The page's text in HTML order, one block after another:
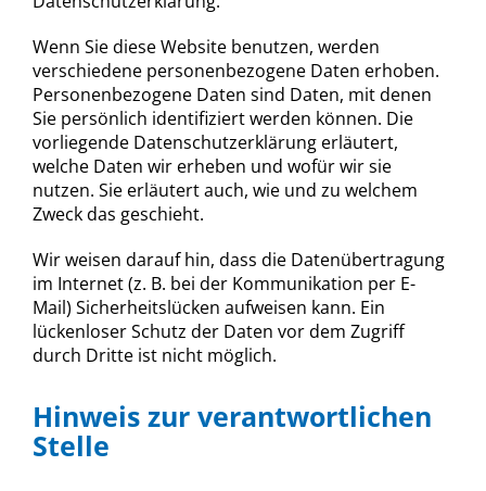
Wenn Sie diese Website benutzen, werden
verschiedene personenbezogene Daten erhoben.
Personenbezogene Daten sind Daten, mit denen
Sie persönlich identifiziert werden können. Die
vorliegende Datenschutzerklärung erläutert,
welche Daten wir erheben und wofür wir sie
nutzen. Sie erläutert auch, wie und zu welchem
Zweck das geschieht.
Wir weisen darauf hin, dass die Datenübertragung
im Internet (z. B. bei der Kommunikation per E-
Mail) Sicherheitslücken aufweisen kann. Ein
lückenloser Schutz der Daten vor dem Zugriff
durch Dritte ist nicht möglich.
Hinweis zur verantwortlichen
Stelle